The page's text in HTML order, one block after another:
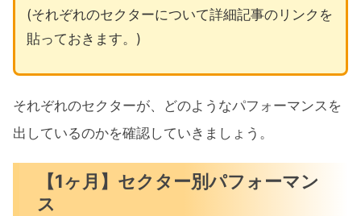
(それぞれのセクターについて詳細記事のリンクを
貼っておきます。)
それぞれのセクターが、どのようなパフォーマンスを
出しているのかを確認していきましょう。
【1ヶ月】セクター別パフォーマン
ス